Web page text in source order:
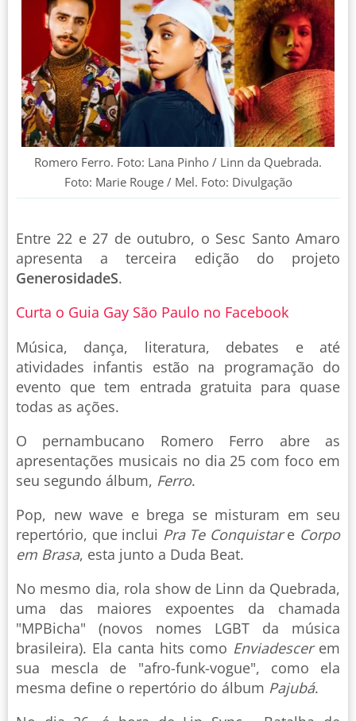
Romero Ferro. Foto: Lana Pinho / Linn da Quebrada.
Foto: Marie Rouge / Mel. Foto: Divulgação
Entre 22 e 27 de outubro, o Sesc Santo Amaro
apresenta a terceira edição do projeto
GenerosidadeS.
Curta o Guia Gay São Paulo no Facebook
Música, dança, literatura, debates e até
atividades infantis estão na programação do
evento que tem entrada gratuita para quase
todas as ações.
O pernambucano Romero Ferro abre as
apresentações musicais no dia 25 com foco em
seu segundo álbum, Ferro.
Pop, new wave e brega se misturam em seu
repertório, que inclui Pra Te Conquistare Corpo
em Brasa, esta junto a Duda Beat.
No mesmo dia, rola show de Linn da Quebrada,
uma das maiores expoentes da chamada
"MPBicha" (novos nomes LGBT da música
brasileira). Ela canta hits como Enviadescerem
sua mescla de "afro-funk-vogue", como ela
mesma define o repertório do álbum Pajubá.